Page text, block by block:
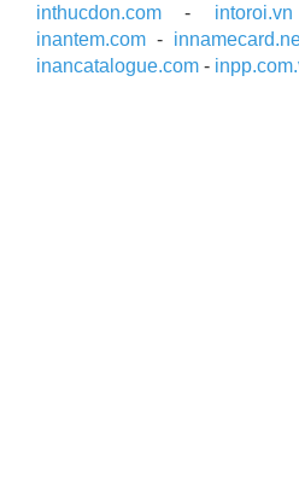
inthucdon.com - intoroi.vn
inantem.com -
inancatalogue.com -